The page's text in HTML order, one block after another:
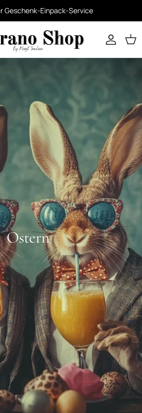
Geschenk-Einpack-Service
Konto
Ostern